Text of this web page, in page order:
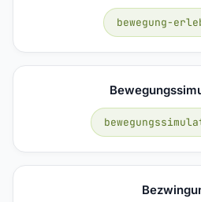
bewegung-